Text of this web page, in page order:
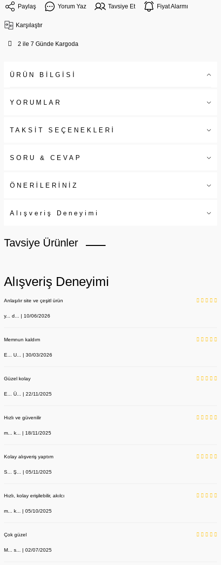
Paylaş Yorum Yaz Tavsiye Et Fiyat Alarmı
Karşılaştır
2 ile 7 Günde Kargoda
ÜRÜN BİLGİSİ
YORUMLAR
TAKSİT SEÇENEKLERİ
SORU & CEVAP
ÖNERİLERİNİZ
Alışveriş Deneyimi
Tavsiye Ürünler
Alışveriş Deneyimi
Anlaşılır site ve çeşitl ürün
y... d... | 10/06/2026
Memnun kaldım
E... U... | 30/03/2026
Güzel kolay
E... Ü... | 22/11/2025
Hızlı ve güvenilir
m... k... | 18/11/2025
Kolay alışveriş yaptım
S... Ş... | 05/11/2025
Hızlı, kolay erişilebilir, akılcı
m... k... | 05/10/2025
Çok güzel
M... s... | 02/07/2025